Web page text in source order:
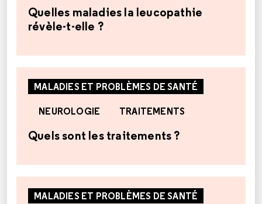
Quelles maladies la leucopathie
révèle-t-elle ?
MALADIES ET PROBLÈMES DE SANTÉ
NEUROLOGIE TRAITEMENTS
Quels sont les traitements ?
MALADIES ET PROBLÈMES DE SANTÉ